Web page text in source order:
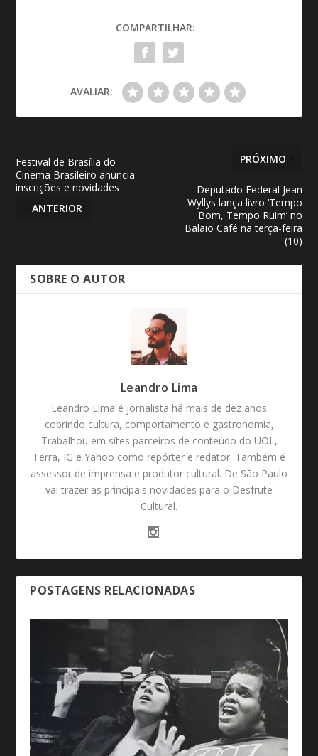
COMPARTILHAR:
AVALIAR:
Festival de Brasília do
Cinema Brasileiro anuncia
inscrições e novidades
ANTERIOR
PRÓXIMO
Deputado Federal Jean
Wyllys lança livro ‘Tempo
Bom, Tempo Ruim’ no
Balaio Café na terça-feira
(10)
SOBRE O AUTOR
Leandro Lima
Leandro Lima é jornalista há mais de dez anos
cobrindo cultura, comportamento e gastronomia,
Trabalhou em sites parceiros de conteúdo do UOL,
Terra, IG e Yahoo como repórter e redator. Também é
assessor de imprensa e produtor cultural. De São Paulo
vai trazer as principais novidades para o Desfrute
Cultural.
POSTAGENS RELACIONADAS